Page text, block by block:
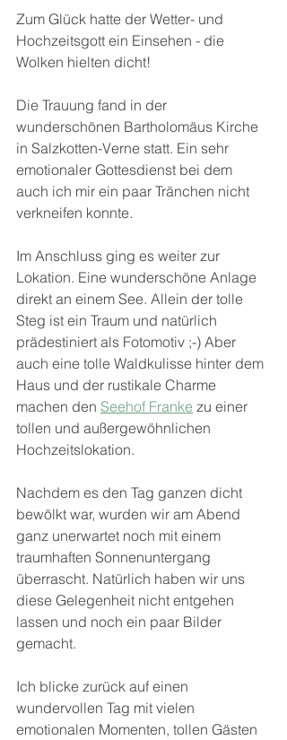
Zum Glück hatte der Wetter- und
Hochzeitsgott ein Einsehen - die
Wolken hielten dicht!
Die Trauung fand in der
wunderschönen Bartholomäus Kirche
in Salzkotten-Verne statt. Ein sehr
emotionaler Gottesdienst bei dem
auch ich mir ein paar Tränchen nicht
verkneifen konnte.
Im Anschluss ging es weiter zur
Lokation. Eine wunderschöne Anlage
direkt an einem See. Allein der tolle
Steg ist ein Traum und natürlich
prädestiniert als Fotomotiv ;-) Aber
auch eine tolle Waldkulisse hinter dem
Haus und der rustikale Charme
machen den Seehof Franke zu einer
tollen und außergewöhnlichen
Hochzeitslokation.
Nachdem es den Tag ganzen dicht
bewölkt war, wurden wir am Abend
ganz unerwartet noch mit einem
traumhaften Sonnenuntergang
überrascht. Natürlich haben wir uns
diese Gelegenheit nicht entgehen
lassen und noch ein paar Bilder
gemacht.
Ich blicke zurück auf einen
wundervollen Tag mit vielen
emotionalen Momenten, tollen Gästen